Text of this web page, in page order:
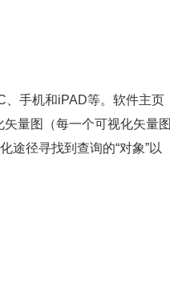
、手机和iPAD等。软件主页
量图（每一个可视化矢量图
途径寻找到查询的“对象”以